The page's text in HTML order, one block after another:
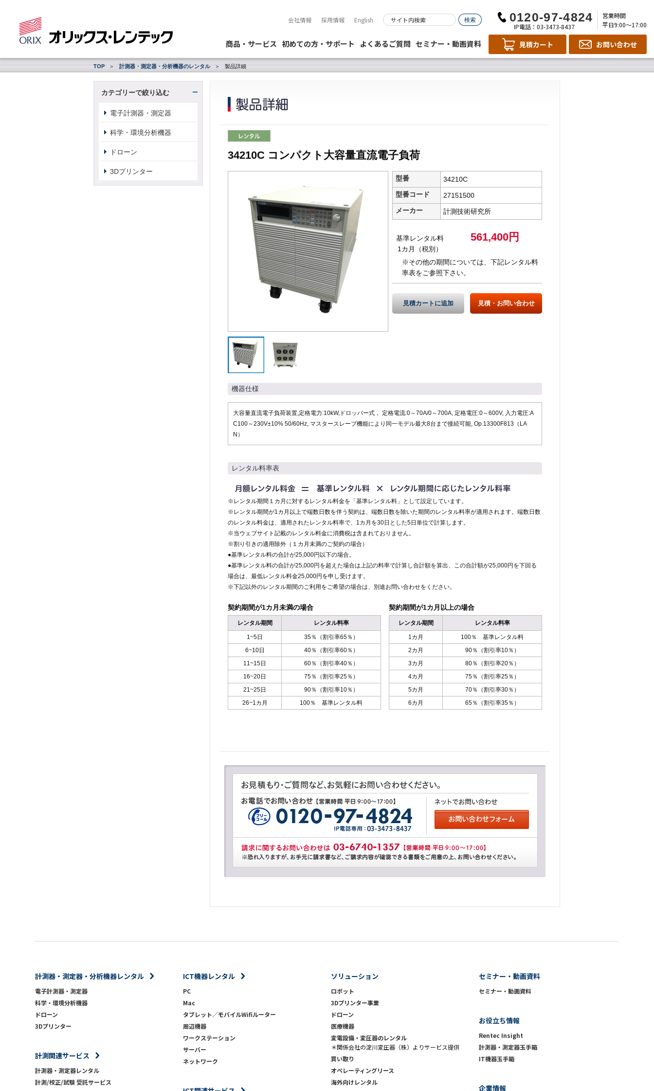
会社情報 採用情報 English
IP電話：03-3473-8437
営業時間
平日9:00～17:00
商品・サービス 初めての方・サポート よくあるご質問 セミナー・動画資料 見積カート お問い合わせ
TOP 計測器・測定器・分析機器のレンタル 製品詳細
カテゴリーで絞り込む
電子計測器・測定器
科学・環境分析機器
ドローン
3Dプリンター
34210C コンパクト大容量直流電子負荷
型番
34210C
型番コード
27151500
メーカー
計測技術研究所
基準レンタル料
1カ月（税別）
561,400円
※その他の期間については、下記レンタル料
率表をご参照下さい。
見積カートに追加 見積・お問い合わせ
機器仕様
大容量直流電子負荷装置,定格電力:10kW,ドロッパー式， 定格電流:0～70A/0～700A, 定格電圧:0～600V, 入力電圧:A
C100～230V±10% 50/60Hz, マスタースレーブ機能により同一モデル最大8台まで接続可能, Op.13300F813（LA
N）
レンタル料率表
※レンタル期間１カ月に対するレンタル料金を「基準レンタル料」として設定しています。
※レンタル期間が1カ月以上で端数日数を伴う契約は、端数日数を除いた期間のレンタル料率が適用されます。端数日数
のレンタル料金は、適用されたレンタル料率で、1カ月を30日とした5日単位で計算します。
※当ウェブサイト記載のレンタル料金に消費税は含まれておりません。
※割り引きの適用除外（１カ月未満のご契約の場合）
●基準レンタル料の合計が25,000円以下の場合。
●基準レンタル料の合計が25,000円を超えた場合は上記の料率で計算し合計額を算出、この合計額が25,000円を下回る
場合は、最低レンタル料金25,000円を申し受けます。
※下記以外のレンタル期間のご利用をご希望の場合は、別途お問い合わせをください。
契約期間が1カ月未満の場合
レンタル期間 レンタル料率
1~5日
35％（割引率65％）
6~10日
40％（割引率60％）
11~15日
60％（割引率40％）
16~20日
75％（割引率25％）
21~25日
90％（割引率10％）
26~1カ月
100％ 基準レンタル料
契約期間が1カ月以上の場合
レンタル期間 レンタル料率
1カ月
100％ 基準レンタル料
2カ月
90％（割引率10％）
3カ月
80％（割引率20％）
4カ月
75％（割引率25％）
5カ月
70％（割引率30％）
6カ月
65％（割引率35％）
計測器・測定器・分析機器レンタル
電子計測器・測定器
科学・環境分析機器
ドローン
3Dプリンター
計測関連サービス
計測器・測定器レンタル
計測/校正/試験 受託サービス
ICT機器レンタル
PC
Mac
タブレット／モバイルWifiルーター
周辺機器
ワークステーション
サーバー
ネットワーク
ソリューション
ロボット
3Dプリンター事業
ドローン
医療機器
変電設備・変圧器のレンタル
＊関係会社の淀川変圧器（株）よりサービス提供
買い取り
オペレーティングリース
海外向けレンタル
セミナー・動画資料
セミナー・動画資料
お役立ち情報
Rentec Insight
計測器・測定器玉手箱
IT機器玉手箱
企業情報